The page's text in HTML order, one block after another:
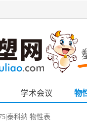
学术会议 物
泰科纳 物性表